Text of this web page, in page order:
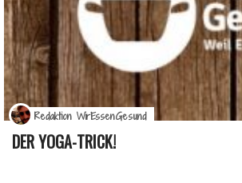
DER YOGA-TRICK!
Redaktion WirEssenGesund